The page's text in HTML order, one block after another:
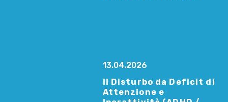
13.04.2026
Il Disturbo da Deficit di
Attenzione e